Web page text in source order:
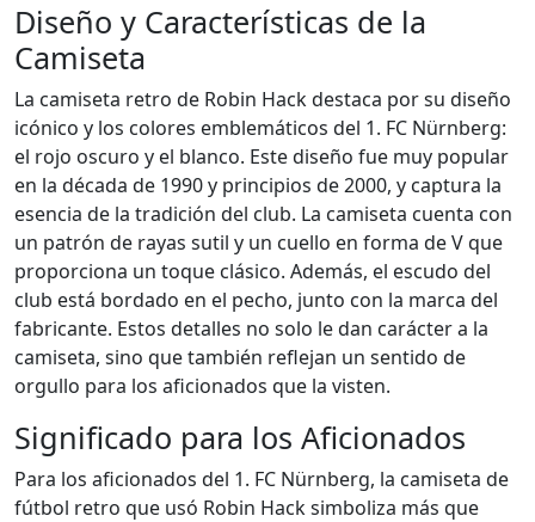
Diseño y Características de la
Camiseta
La camiseta retro de Robin Hack destaca por su diseño
icónico y los colores emblemáticos del 1. FC Nürnberg:
el rojo oscuro y el blanco. Este diseño fue muy popular
en la década de 1990 y principios de 2000, y captura la
esencia de la tradición del club. La camiseta cuenta con
un patrón de rayas sutil y un cuello en forma de V que
proporciona un toque clásico. Además, el escudo del
club está bordado en el pecho, junto con la marca del
fabricante. Estos detalles no solo le dan carácter a la
camiseta, sino que también reflejan un sentido de
orgullo para los aficionados que la visten.
Significado para los Aficionados
Para los aficionados del 1. FC Nürnberg, la camiseta de
fútbol retro que usó Robin Hack simboliza más que